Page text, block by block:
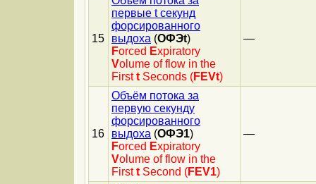
15
первые t секунд
форсированного
выдоха (ОФЭt)
Forced Expiratory
Volume of flow in the
Firstt Seconds (FEVt)
—
16
Объём потока за
первую секунду
форсированного
выдоха (ОФЭ1)
Forced Expiratory
Volume of flow in the
Firstt Second (FEV1)
—